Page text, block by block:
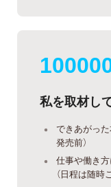
私を取材して
できあがった
発売前）
仕事や働き
（日程は随時